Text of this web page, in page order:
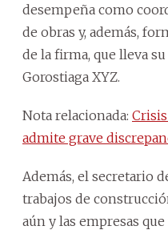
desempeña como
de obras y, además,
de la firma, que lleva
Gorostiaga XYZ.
Nota relacionada:
admite grave
Además, el secretario
trabajos de
aún y las empresas